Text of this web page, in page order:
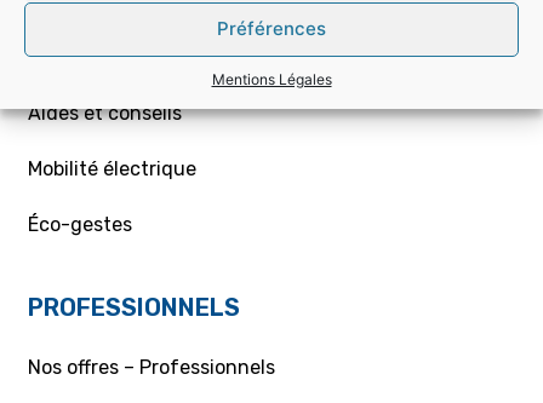
Préférences
Mentions Légales
Demande de raccordement aux réseaux Gaz/Elec
ou branchement provisoire
Aides et conseils
Mobilité électrique
Éco-gestes
PROFESSIONNELS
Nos offres – Professionnels